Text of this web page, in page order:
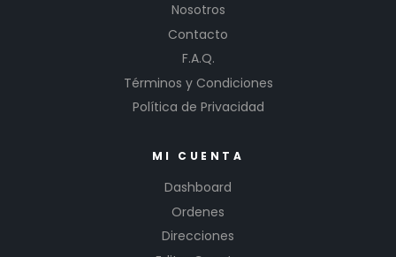
Nosotros
Contacto
F.A.Q.
Términos y Condiciones
Política de Privacidad
MI CUENTA
Dashboard
Ordenes
Direcciones